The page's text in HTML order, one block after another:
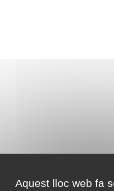
Aquest lloc web fa